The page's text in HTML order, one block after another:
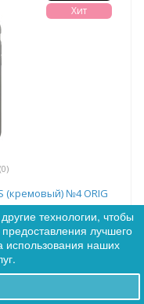
0
(0)
Хит
(кремовый) №4 ORIG
технологии, чтобы
лучшего
использования наших